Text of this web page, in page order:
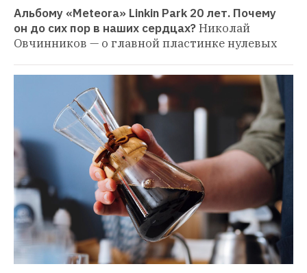
Альбому «Meteora» Linkin Park 20 лет. Почему
он до сих пор в наших сердцах?Николай
Овчинников — о главной пластинке нулевых